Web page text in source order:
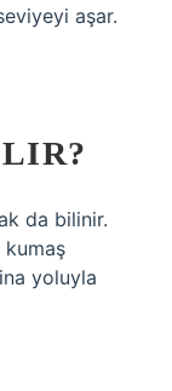
aşar.
da bilinir.
kumaş
yoluyla